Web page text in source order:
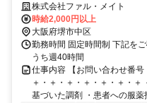
い合わせください♪
株式会社ファル・メイト
時給2,000円以上
大阪府堺市中区
勤務時間 固定時間制 下記を
うち週40時間
仕事内容 【お問い合わせ番
＋・＋・＋・＋・＋・＋・＋
基づいた調剤 ・患者への服